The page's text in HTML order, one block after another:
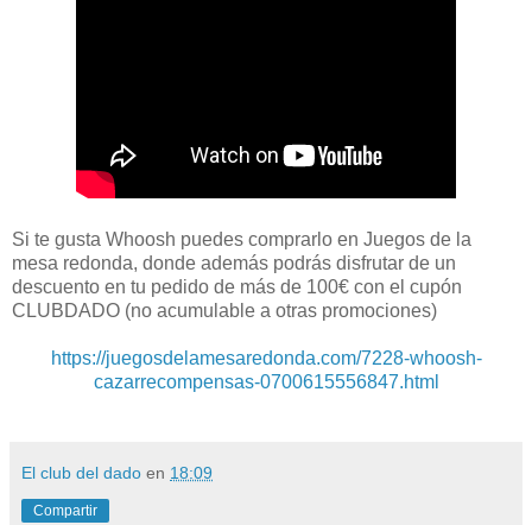
Si te gusta Whoosh puedes comprarlo en Juegos de la
mesa redonda, donde además podrás disfrutar de un
descuento en tu pedido de más de 100€ con el cupón
CLUBDADO (no acumulable a otras promociones)
https://juegosdelamesaredonda.com/7228-whoosh-
cazarrecompensas-0700615556847.html
El club del dado en 18:09
Compartir